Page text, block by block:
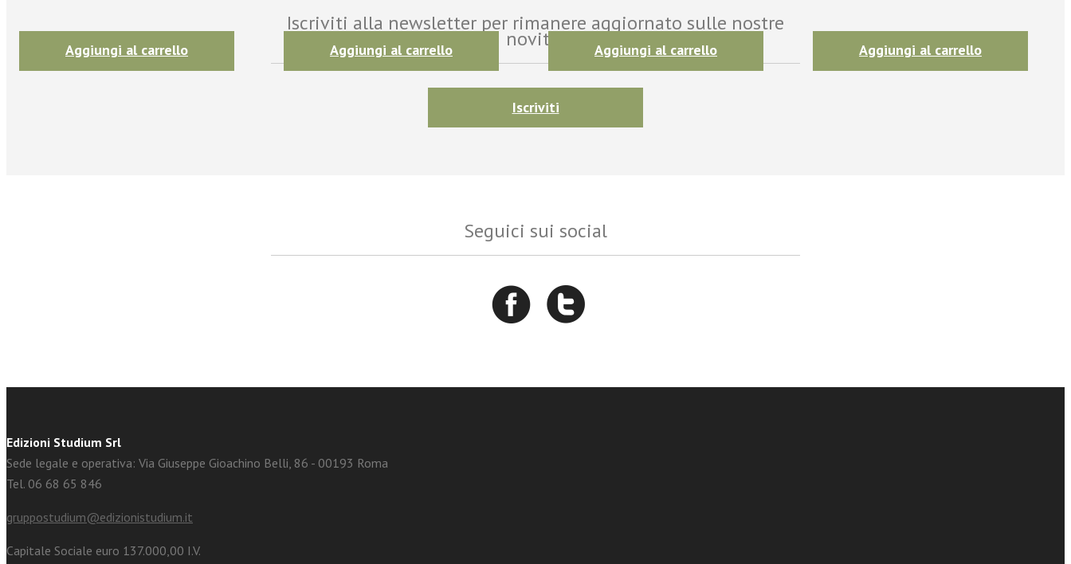
Aggiungi al carrello Aggiungi al carrello Aggiungi al carrello Aggiungi al carrello
Iscriviti alla newsletter per rimanere aggiornato sulle nostre
novità!
Iscriviti
Seguici sui social
Edizioni Studium Srl
Sede legale e operativa: Via Giuseppe Gioachino Belli, 86 - 00193 Roma
Tel. 06 68 65 846
gruppostudium@edizionistudium.it
Capitale Sociale euro 137.000,00 I.V.